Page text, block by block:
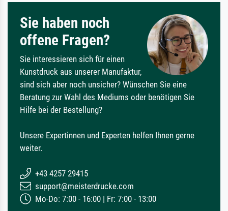
Sie haben noch
offene Fragen?
Sie interessieren sich für einen
Kunstdruck aus unserer Manufaktur,
sind sich aber noch unsicher? Wünschen Sie eine
Beratung zur Wahl des Mediums oder benötigen Sie
Hilfe bei der Bestellung?
Unsere Expertinnen und Experten helfen Ihnen gerne
weiter.
+43 4257 29415
support@meisterdrucke.com
Mo-Do: 7:00 - 16:00 | Fr: 7:00 - 13:00